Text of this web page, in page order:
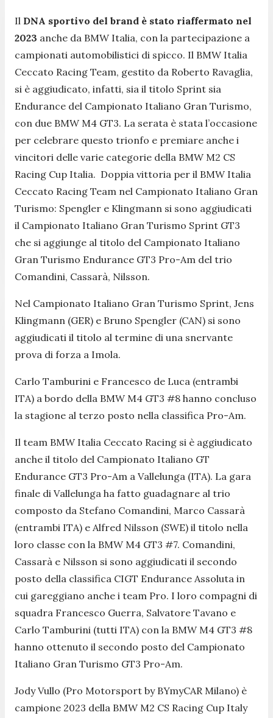
Il DNA sportivo del brand è stato riaffermato nel
2023 anche da BMW Italia, con la partecipazione a
campionati automobilistici di spicco. Il BMW Italia
Ceccato Racing Team, gestito da Roberto Ravaglia,
si è aggiudicato, infatti, sia il titolo Sprint sia
Endurance del Campionato Italiano Gran Turismo,
con due BMW M4 GT3. La serata è stata l’occasione
per celebrare questo trionfo e premiare anche i
vincitori delle varie categorie della BMW M2 CS
Racing Cup Italia. Doppia vittoria per il BMW Italia
Ceccato Racing Team nel Campionato Italiano Gran
Turismo: Spengler e Klingmann si sono aggiudicati
il Campionato Italiano Gran Turismo Sprint GT3
che si aggiunge al titolo del Campionato Italiano
Gran Turismo Endurance GT3 Pro-Am del trio
Comandini, Cassarà, Nilsson.
Nel Campionato Italiano Gran Turismo Sprint, Jens
Klingmann (GER) e Bruno Spengler (CAN) si sono
aggiudicati il titolo al termine di una snervante
prova di forza a Imola.
Carlo Tamburini e Francesco de Luca (entrambi
ITA) a bordo della BMW M4 GT3 #8 hanno concluso
la stagione al terzo posto nella classifica Pro-Am.
Il team BMW Italia Ceccato Racing si è aggiudicato
anche il titolo del Campionato Italiano GT
Endurance GT3 Pro-Am a Vallelunga (ITA). La gara
finale di Vallelunga ha fatto guadagnare al trio
composto da Stefano Comandini, Marco Cassarà
(entrambi ITA) e Alfred Nilsson (SWE) il titolo nella
loro classe con la BMW M4 GT3 #7. Comandini,
Cassarà e Nilsson si sono aggiudicati il secondo
posto della classifica CIGT Endurance Assoluta in
cui gareggiano anche i team Pro. I loro compagni di
squadra Francesco Guerra, Salvatore Tavano e
Carlo Tamburini (tutti ITA) con la BMW M4 GT3 #8
hanno ottenuto il secondo posto del Campionato
Italiano Gran Turismo GT3 Pro-Am.
Jody Vullo (Pro Motorsport by BYmyCAR Milano) è
campione 2023 della BMW M2 CS Racing Cup Italy